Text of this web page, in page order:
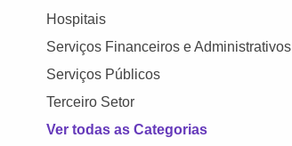
Hospitais
Serviços Financeiros e Administrativos
Serviços Públicos
Terceiro Setor
Ver todas as Categorias